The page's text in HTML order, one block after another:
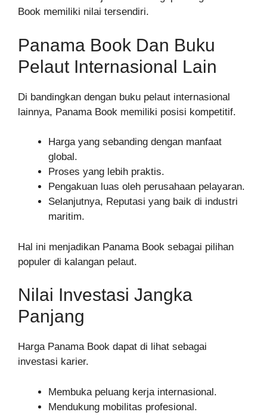
Book memiliki nilai tersendiri.
Panama Book Dan Buku
Pelaut Internasional Lain
Di bandingkan dengan buku pelaut internasional
lainnya, Panama Book memiliki posisi kompetitif.
Harga yang sebanding dengan manfaat
global.
Proses yang lebih praktis.
Pengakuan luas oleh perusahaan pelayaran.
Selanjutnya, Reputasi yang baik di industri
maritim.
Hal ini menjadikan Panama Book sebagai pilihan
populer di kalangan pelaut.
Nilai Investasi Jangka
Panjang
Harga Panama Book dapat di lihat sebagai
investasi karier.
Membuka peluang kerja internasional.
Mendukung mobilitas profesional.